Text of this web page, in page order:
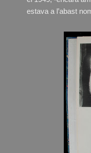
estava a l’abast